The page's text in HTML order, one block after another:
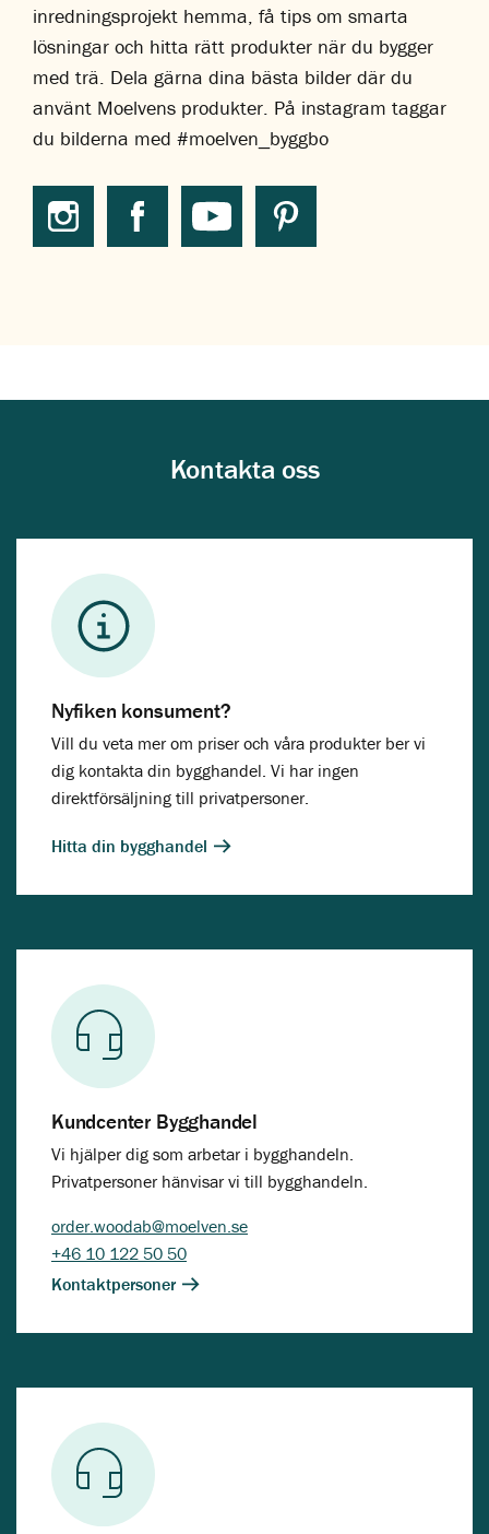
inredningsprojekt hemma, få tips om smarta
lösningar och hitta rätt produkter när du bygger
med trä. Dela gärna dina bästa bilder där du
använt Moelvens produkter. På instagram taggar
du bilderna med #moelven_byggbo
Kontakta oss
Nyfiken konsument?
Vill du veta mer om priser och våra produkter ber vi
dig kontakta din bygghandel. Vi har ingen
direktförsäljning till privatpersoner.
Hitta din bygghandel
Kundcenter Bygghandel
Vi hjälper dig som arbetar i bygghandeln.
Privatpersoner hänvisar vi till bygghandeln.
order.woodab@moelven.se
+46 10 122 50 50
Kontaktpersoner